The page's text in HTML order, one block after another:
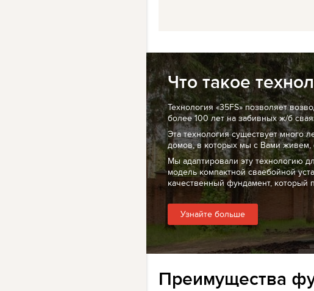
Что такое
Технология «35FS» позволяет
более 100 лет на забивных ж/б
Эта технология существует много
домов, в которых мы с Вами живем,
Мы адаптировали эту технологию
модель компактной сваебойной
качественный фундамент, который
Узнайте больше
Преимущества